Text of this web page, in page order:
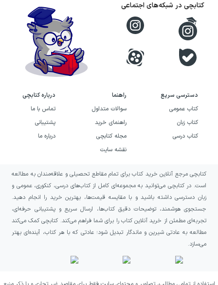
دسترسی سریع
کتاب عمومی
کتاب زبان
کتاب درسی
راهنما
سوالات متداول
راهنمای خرید
مجله کتابچی
نقشه سایت
درباره کتابچی
تماس با ما
پشتیبانی
درباره ما
کتابچی در شبکه‌های اجتماعی
کتابچی مرجع آنلاین خرید کتاب برای تمام مقاطع تحصیلی و علاقه‌مندان به مطالعه
است. در کتابچی می‌توانید به مجموعه‌ای کامل از کتاب‌های درسی، کنکوری، عمومی و
زبان دسترسی داشته باشید و با مقایسه قیمت‌ها، بهترین خرید را انجام دهید.
جستجوی هوشمند، توضیحات دقیق کتاب‌ها، ارسال سریع و پشتیبانی حرفه‌ای،
تجربه‌ای مطمئن از خرید آنلاین کتاب را برای شما فراهم می‌کند. کتابچی کمک می‌کند
مطالعه به عادتی شیرین و ماندگار تبدیل شود؛ عادتی که با هر کتاب، آینده‌ای بهتر
می‌سازد.